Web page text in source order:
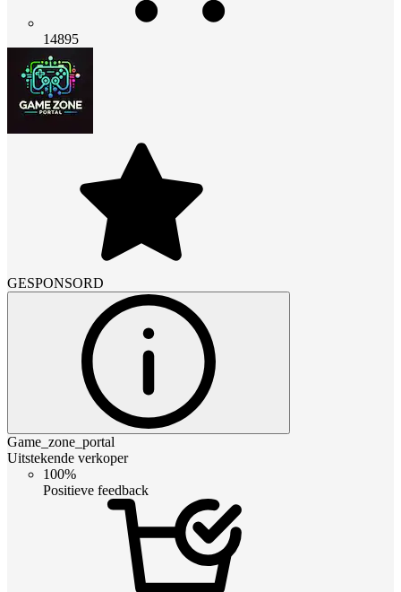
14895
GESPONSORD
Game_zone_portal
Uitstekende verkoper
100%
Positieve feedback